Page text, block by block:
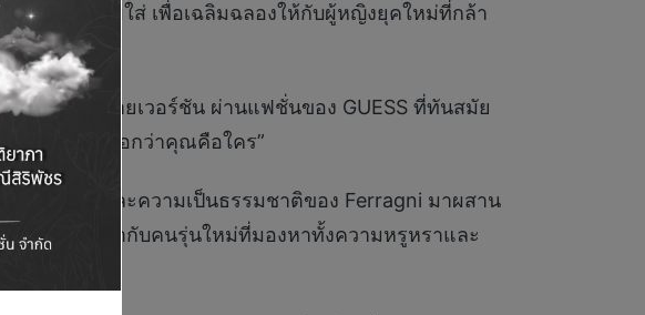
นทุกลุคที่สวมใส่ เพื่อเฉลิมฉลองให้กับผู้หญิงยุคใหม่ที่กล้า
ในหลากหลายเวอร์ชัน ผ่านแฟชั่นของ GUESS ที่ทันสมัย
นการแสดงออกว่าคุณคือใคร”
พลังงาน และความเป็นธรรมชาติของ Ferragni มาผสาน
รงคุณค่าเข้ากับคนรุ่นใหม่ที่มองหาทั้งความหรูหราและ